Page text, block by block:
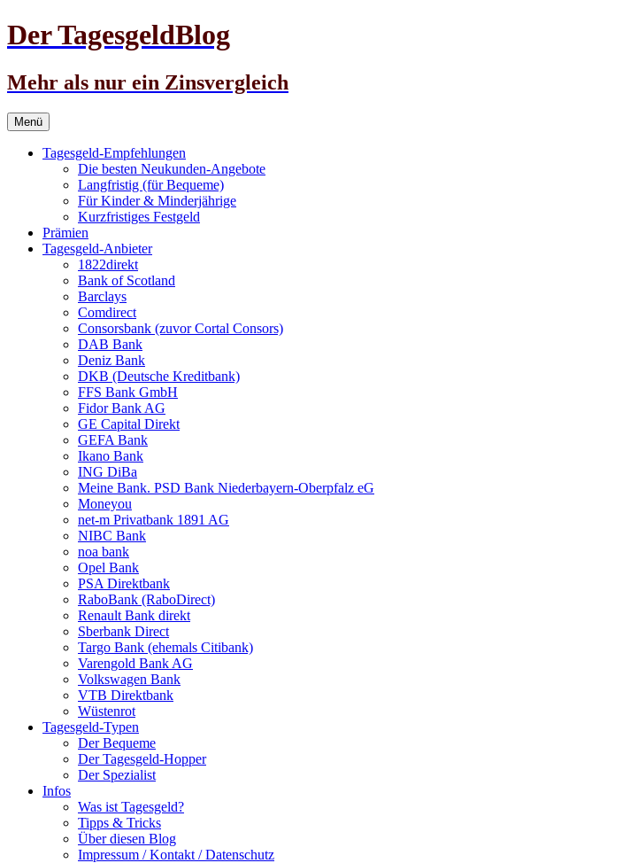
Der TagesgeldBlog
Mehr als nur ein Zinsvergleich
Menü Zum
Inhalt
springen
Tagesgeld-Empfehlungen
Die besten Neukunden-Angebote
Langfristig (für Bequeme)
Für Kinder & Minderjährige
Kurzfristiges Festgeld
Prämien
Tagesgeld-Anbieter
1822direkt
Bank of Scotland
Barclays
Comdirect
Consorsbank (zuvor Cortal Consors)
DAB Bank
Deniz Bank
DKB (Deutsche Kreditbank)
FFS Bank GmbH
Fidor Bank AG
GE Capital Direkt
GEFA Bank
Ikano Bank
ING DiBa
Meine Bank. PSD Bank Nieder­bayern-Oberpfalz eG
Moneyou
net-m Privatbank 1891 AG
NIBC Bank
noa bank
Opel Bank
PSA Direktbank
RaboBank (RaboDirect)
Renault Bank direkt
Sberbank Direct
Targo Bank (ehemals Citibank)
Varengold Bank AG
Volkswagen Bank
VTB Direktbank
Wüstenrot
Tagesgeld-Typen
Der Bequeme
Der Tagesgeld-Hopper
Der Spezialist
Infos
Was ist Tagesgeld?
Tipps & Tricks
Über diesen Blog
Impressum / Kontakt / Datenschutz